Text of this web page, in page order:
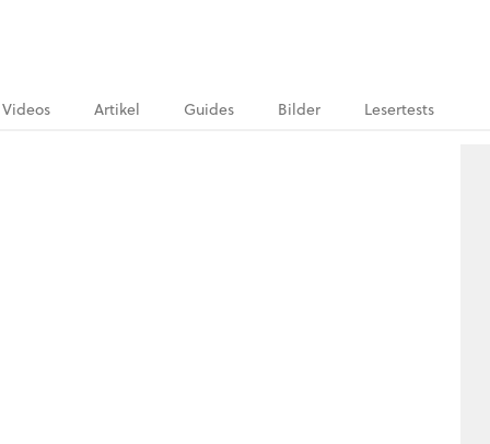
Videos Artikel Guides Bilder Lesertests